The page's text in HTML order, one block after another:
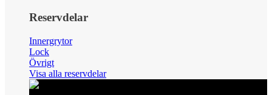
Reservdelar
Innergrytor
Lock
Övrigt
Visa alla reservdelar